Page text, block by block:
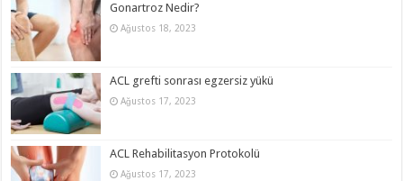
Gonartroz Nedir?
Ağustos 18, 2023
ACL grefti sonrası egzersiz yükü
Ağustos 17, 2023
ACL Rehabilitasyon Protokolü
Ağustos 17, 2023